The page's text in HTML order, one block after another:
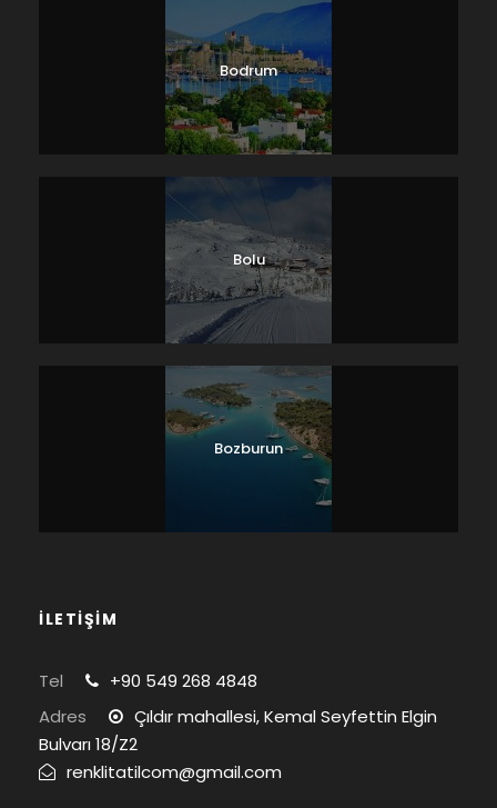
Bodrum
Bolu
Bozburun
İLETİŞİM
Tel
+90 549 268 4848
Adres
Çıldır mahallesi, Kemal Seyfettin Elgin
Bulvarı 18/Z2
renklitatilcom@gmail.com